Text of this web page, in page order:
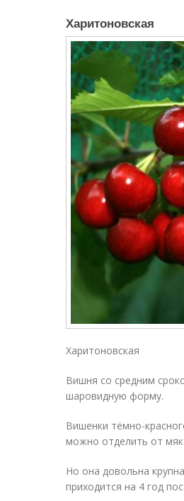
Харитоновская
Харитоновская
Вишня со средним
шаровидную форму.
Вишенки тёмно-
можно отделить от
Но она довольна
приходится на 4 год